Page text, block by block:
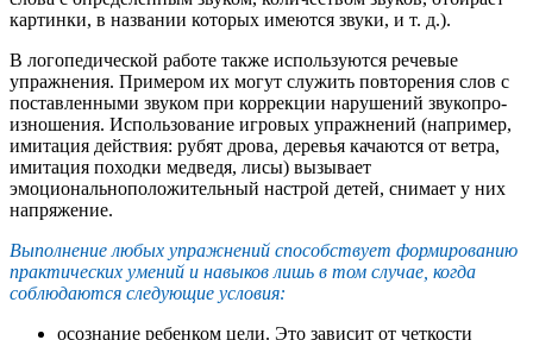
картинки, в названии которых имеются звуки, и т. д.).
В логопедической работе также используются речевые
упражнения. Примером их могут служить повторения слов с
поставленными звуком при коррекции нарушений звукопро-
изношения. Использование игровых упражнений (например,
имитация действия: рубят дрова, деревья качаются от ветра,
имитация походки медведя, лисы) вызывает
эмоциональноположительный настрой детей, снимает у них
напряжение.
Выполнение любых упражнений способствует формированию
практических умений и навыков лишь в том случае, когда
соблюдаются следующие условия:
осознание ребенком цели. Это зависит от четкости